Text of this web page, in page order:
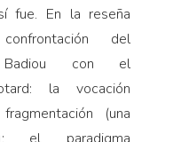
fue. En la reseña
del
Badiou con el
la vocación
(una